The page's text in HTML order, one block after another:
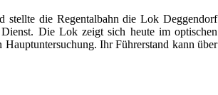
stellte die Regentalbahn die Lok Deggendorf
Die Lok zeigt sich heute im optischen
Hauptuntersuchung. Ihr Führerstand kann über